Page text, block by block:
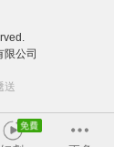
公司
送